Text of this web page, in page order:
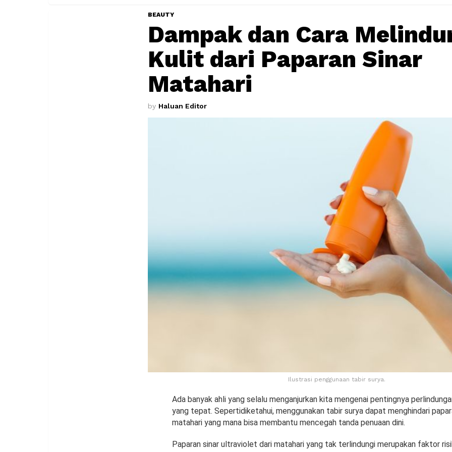
BEAUTY
Dampak dan Cara
Kulit dari Paparan Sinar
Matahari
by Haluan Editor
Ilustrasi penggunaan tabir surya.
Ada banyak ahli yang selalu menganjurkan kita mengenai pentingnya
yang tepat. Sepertidiketahui, menggunakan tabir surya dapat menghindari
matahari yang mana bisa membantu mencegah tanda penuaan dini.
Paparan sinar ultraviolet dari matahari yang tak terlindungi merupakan faktor